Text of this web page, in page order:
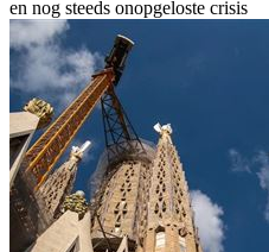
en nog steeds onopgeloste crisis